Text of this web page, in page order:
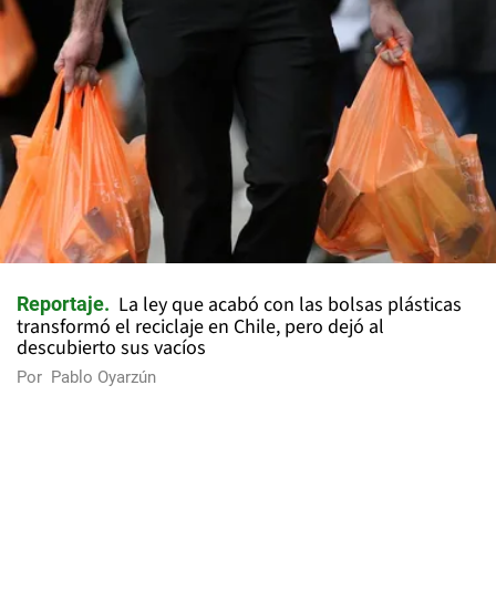
Reportaje
La ley que acabó con las bolsas plásticas
transformó el reciclaje en Chile, pero dejó al
descubierto sus vacíos
Por Pablo Oyarzún